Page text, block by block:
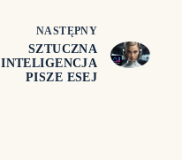
NASTĘPNY
SZTUCZNA
INTELIGENCJA
PISZE ESEJ